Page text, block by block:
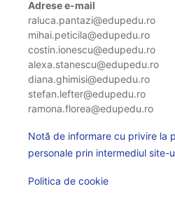
Adrese e-mail
raluca.pantazi@edupedu.ro
mihai.peticila@edupedu.ro
costin.ionescu@edupedu.ro
alexa.stanescu@edupedu.ro
diana.ghimisi@edupedu.ro
stefan.lefter@edupedu.ro
ramona.florea@edupedu.ro
Notă de informare cu privire la
personale prin intermediul site-
Politica de cookie